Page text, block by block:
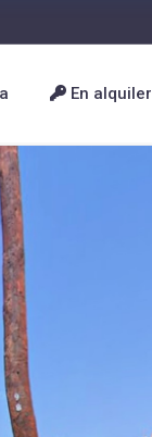
En alquiler